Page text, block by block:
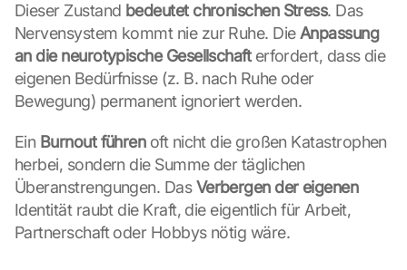
Dieser Zustand bedeutet chronischen Stress. Das
Nervensystem kommt nie zur Ruhe. Die Anpassung
an die neurotypische Gesellschaft erfordert, dass die
eigenen Bedürfnisse (z. B. nach Ruhe oder
Bewegung) permanent ignoriert werden.
Ein Burnout führen oft nicht die großen Katastrophen
herbei, sondern die Summe der täglichen
Überanstrengungen. Das Verbergen der eigenen
Identität raubt die Kraft, die eigentlich für Arbeit,
Partnerschaft oder Hobbys nötig wäre.